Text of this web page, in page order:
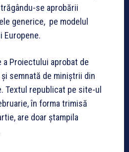
se aprobării
generice, pe modelul
Europene.
a Proiectului aprobat de
semnată de miniștrii din
Textul republicat pe site-ul
în forma trimisă
are doar ștampila